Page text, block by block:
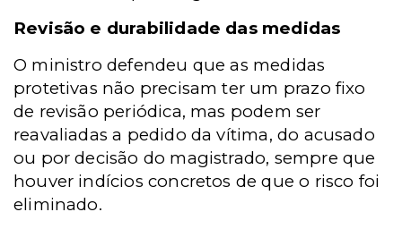
Revisão e durabilidade das medidas
O ministro defendeu que as medidas
protetivas não precisam ter um prazo fixo
de revisão periódica, mas podem ser
reavaliadas a pedido da vítima, do acusado
ou por decisão do magistrado, sempre que
houver indícios concretos de que o risco foi
eliminado.